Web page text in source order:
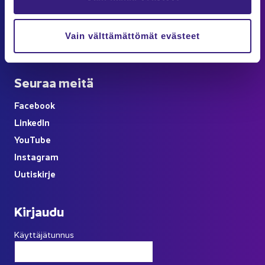
Vain välttämättömät evästeet
Ka­na­va
Kes­kus­te­lu
Seu­raa meitä
Face­book
Lin­ke­dIn
YouTube
Ins­ta­gram
Uu­tis­kir­je
Kir­jau­du
Käyttäjätunnus